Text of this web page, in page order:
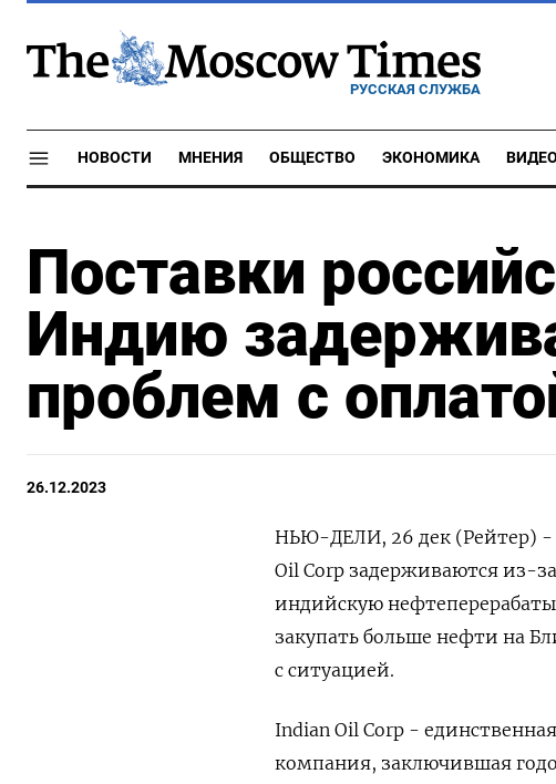
РУССКАЯ СЛУЖБА
НОВОСТИ МНЕНИЯ ОБЩЕСТВО ЭКОНОМИКА ВИДЕО
Поставки
Индию
проблем с
26.12.2023
НЬЮ-ДЕЛИ, 26 дек (Рейтер) -
Oil Corp задерживаются из-
индийскую
закупать больше нефти на
с ситуацией.
Indian Oil Corp -
компания, заключившая